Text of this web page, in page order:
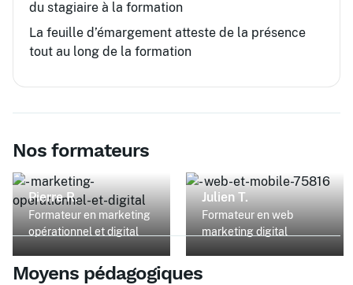
du stagiaire à la formation
La feuille d’émargement atteste de la présence
tout au long de la formation
Nos formateurs
Pierre R.
Formateur en marketing
opérationnel et digital
Julien T.
Formateur en web
marketing digital
Moyens pédagogiques